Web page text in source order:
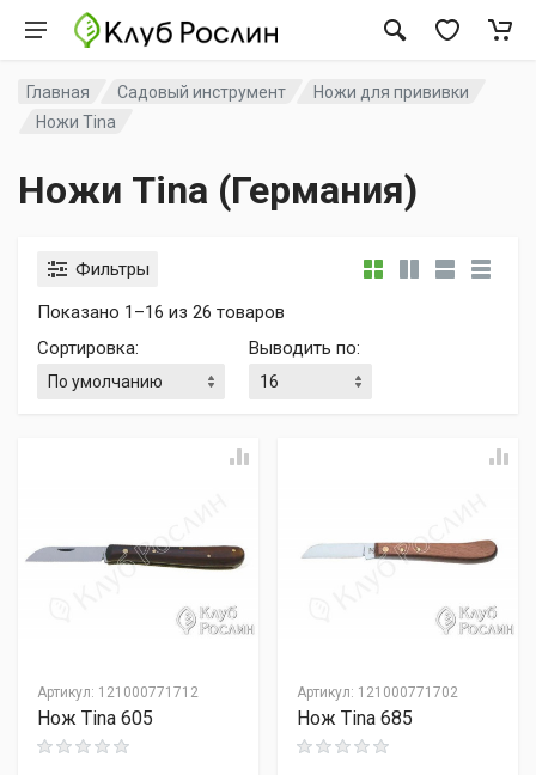
Главная Садовый инструмент
Ножи для прививки
Ножи Tina
Ножи Tina (Германия)
Фильтры
Показано 1–16 из 26 товаров
Сортировка: Выводить по:
Артикул: 121000771712
Нож Tina 605
Rating: 0 out of 5
Артикул: 121000771702
Нож Tina 685
Rating: 0 out of 5